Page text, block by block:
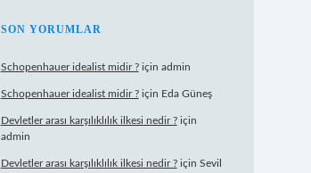
SON YORUMLAR
Schopenhauer idealist midir ?için admin
Schopenhauer idealist midir ?için Eda Güneş
Devletler arası karşılıklılık ilkesi nedir ?için
admin
Devletler arası karşılıklılık ilkesi nedir ?için Sevil